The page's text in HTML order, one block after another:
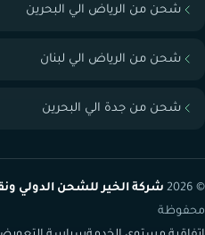
شحن من الرياض الي البحرين
شحن من الرياض الي لبنان
شحن من جدة الي البحرين
© 2026 شركة الخير للشحن الدولي
محفوظة